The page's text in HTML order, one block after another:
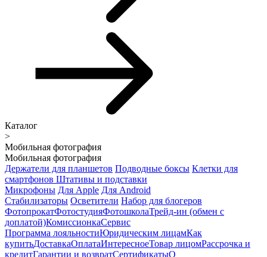
Каталог
>
Мобильная фотография
Мобильная фотография
Держатели для планшетов Подводные боксы Клетки для
смартфонов Штативы и подставки
Микрофоны Для Apple Для Android
Стабилизаторы Осветители Набор для блогеров
ФотопрокатФотостудияФотошколаТрейд-ин (обмен с
доплатой)КомиссионкаСервис
Программа лояльностиЮридическим лицамКак
купитьДоставкаОплатаИнтересноеТовар лицомРассрочка и
кредитГарантии и возвратСертификатыО